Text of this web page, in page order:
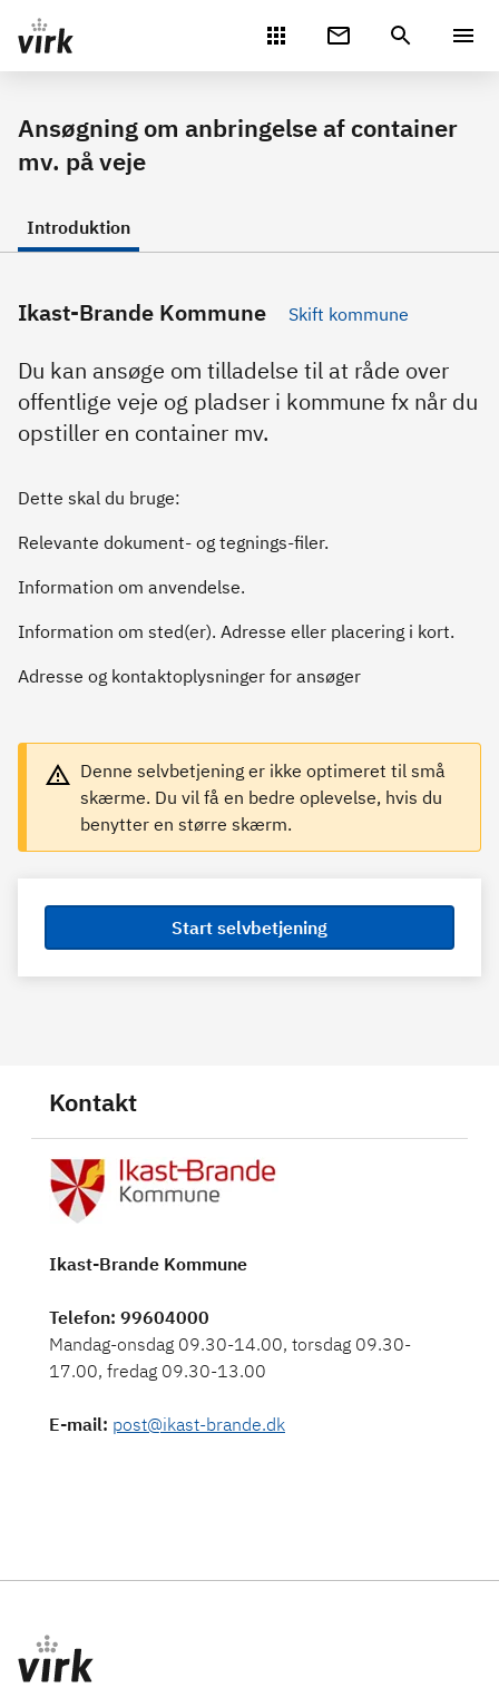
Gå direkte til indhold
Ansøgning om anbringelse af container
mv. på veje
Introduktion
Ikast-Brande Kommune Skift kommune
Du kan ansøge om tilladelse til at råde over
offentlige veje og pladser i kommune fx når du
opstiller en container mv.
Dette skal du bruge:
Relevante dokument- og tegnings-filer.
Information om anvendelse.
Information om sted(er). Adresse eller placering i kort.
Adresse og kontaktoplysninger for ansøger
Denne selvbetjening er ikke optimeret til små
skærme. Du vil få en bedre oplevelse, hvis du
benytter en større skærm.
Start selvbetjening
Kontakt
Ikast-Brande Kommune
Telefon: 99604000
Mandag-onsdag 09.30-14.00, torsdag 09.30-
17.00, fredag 09.30-13.00
E-mail: post@ikast-brande.dk